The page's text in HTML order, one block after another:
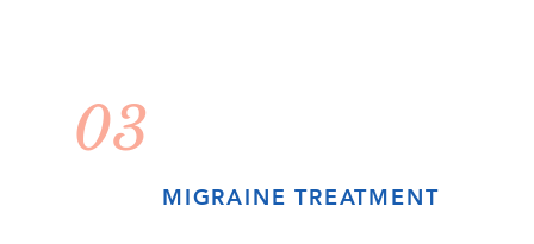
PROF. DER STANFORD UNIVERSITY,
1 DER TOP 100 DER SPIRITUELL
MIGRAINE TREATMENT
03